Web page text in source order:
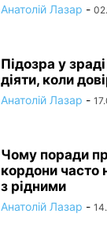
Анатолій Лазар -
Підозра у
діяти, коли
Анатолій Лазар -
Чому поради
кордони часто
з рідними
Анатолій Лазар -